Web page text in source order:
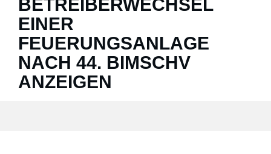
BETREIBERWECHSEL
EINER
FEUERUNGSANLAGE
NACH 44. BIMSCHV
ANZEIGEN